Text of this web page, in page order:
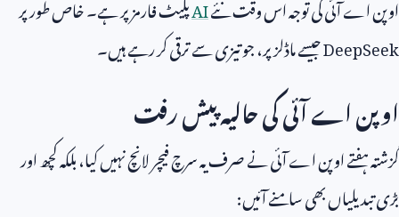
DeepSeekجیسے ماڈلز پر، جو تیزی سے ترقی کر رہے ہیں۔
اوپن اے آئی کی حالیہ پیش رفت
گزشتہ ہفتے اوپن اے آئی نے صرف یہ سرچ فیچر لانچ نہیں کیا، بلکہ کچھ اور
بڑی تبدیلیاں بھی سامنے آئیں: